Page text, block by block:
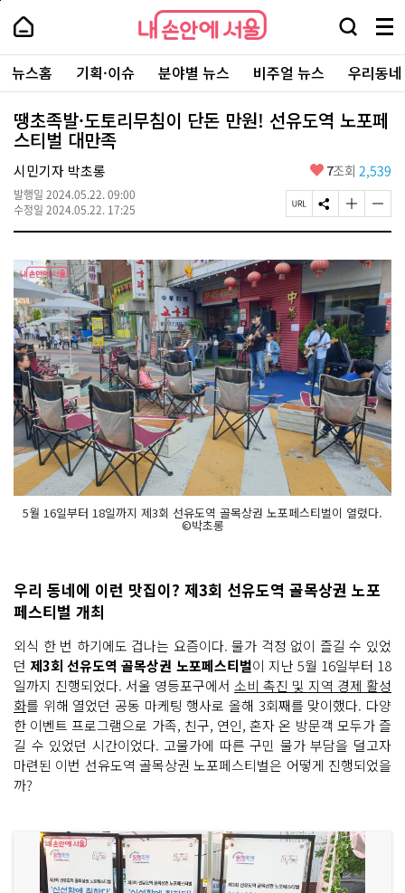
본
로
가
내
손
안
에
서
울
-
서
울
시
대
표
소
통
포
내
손
에
울
검
창
열
기
메
뉴
전
체
보
기
주
요
서
뉴스홈 기획·이슈 분야별 뉴스 비주얼 뉴스 우리동
땡초족발·도토리무침이 단돈 만원! 선유도역 노포페
스티벌 대만족
시민기자 박초롱
발행일 2024.05.22. 09:00
수정일 2024.05.22. 17:25
좋
요
7조회 2,539
페
이
U
R
L
복
사
S
N
공
유
하
기
글
자
기
크
게
변
경
하
기
글
자
기
작
게
변
경
하
기
5월 16일부터 18일까지 제3회 선유도역 골목상권 노포페스티벌이 열렸다.
©박초롱
우리 동네에 이런 맛집이? 제3회 선유도역 골목상권 노포
페스티벌 개최
외식 한 번 하기에도 겁나는 요즘이다. 물가 걱정 없이 즐길 수 있었
던 제3회 선유도역 골목상권 노포페스티벌이 지난 5월 16일부터 18
일까지 진행되었다. 서울 영등포구에서 소비 촉진 및 지역 경제 활성
화를 위해 열었던 공동 마케팅 행사로 올해 3회째를 맞이했다. 다양
한 이벤트 프로그램으로 가족, 친구, 연인, 혼자 온 방문객 모두가 즐
길 수 있었던 시간이었다. 고물가에 따른 구민 물가 부담을 덜고자
마련된 이번 선유도역 골목상권 노포페스티벌은 어떻게 진행되었을
까?
페
상
단
로